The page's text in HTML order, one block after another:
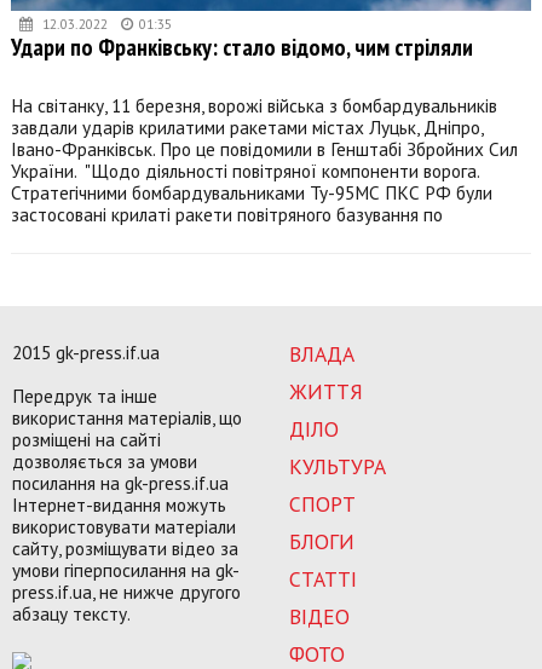
12.03.2022 01:35
Удари по Франківську: стало відомо, чим стріляли
На світанку, 11 березня, ворожі війська з бомбардувальників
завдали ударів крилатими ракетами містах Луцьк, Дніпро,
Івано-Франківськ. Про це повідомили в Генштабі Збройних Сил
України. "Щодо діяльності повітряної компоненти ворога.
Стратегічними бомбардувальниками Ту-95МС ПКС РФ були
застосовані крилаті ракети повітряного базування по
ВЛАДА
ЖИТТЯ
ДІЛО
КУЛЬТУРА
СПОРТ
БЛОГИ
СТАТТІ
ВІДЕО
ФОТО
2015 gk-press.if.ua
Передрук та інше
використання матеріалів, що
розміщені на сайті
дозволяється за умови
посилання на gk-press.if.ua
Інтернет-видання можуть
використовувати матеріали
сайту, розміщувати відео за
умови гіперпосилання на gk-
press.if.ua, не нижче другого
абзацу тексту.